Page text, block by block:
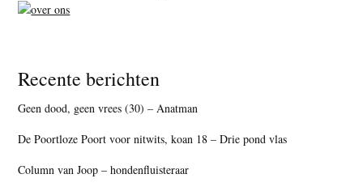
Recente berichten
Geen dood, geen vrees (30) – Anatman
De Poortloze Poort voor nitwits, koan 18 – Drie pond vlas
Column van Joop – hondenfluisteraar